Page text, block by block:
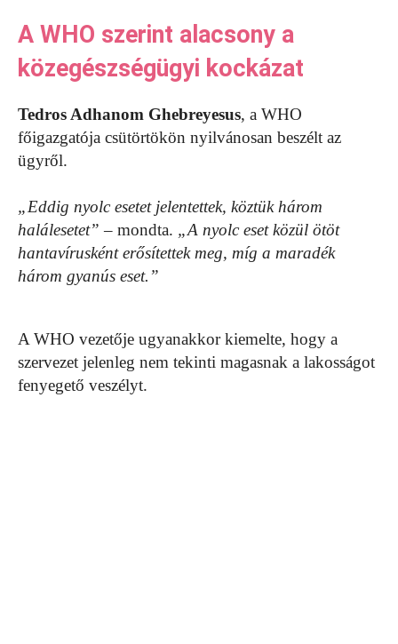
A WHO szerint alacsony a
közegészségügyi kockázat
Tedros Adhanom Ghebreyesus, a WHO
főigazgatója csütörtökön nyilvánosan beszélt az
ügyről.
„Eddig nyolc esetet jelentettek, köztük három
halálesetet” – mondta. „A nyolc eset közül ötöt
hantavírusként erősítettek meg, míg a maradék
három gyanús eset.”
A WHO vezetője ugyanakkor kiemelte, hogy a
szervezet jelenleg nem tekinti magasnak a lakosságot
fenyegető veszélyt.